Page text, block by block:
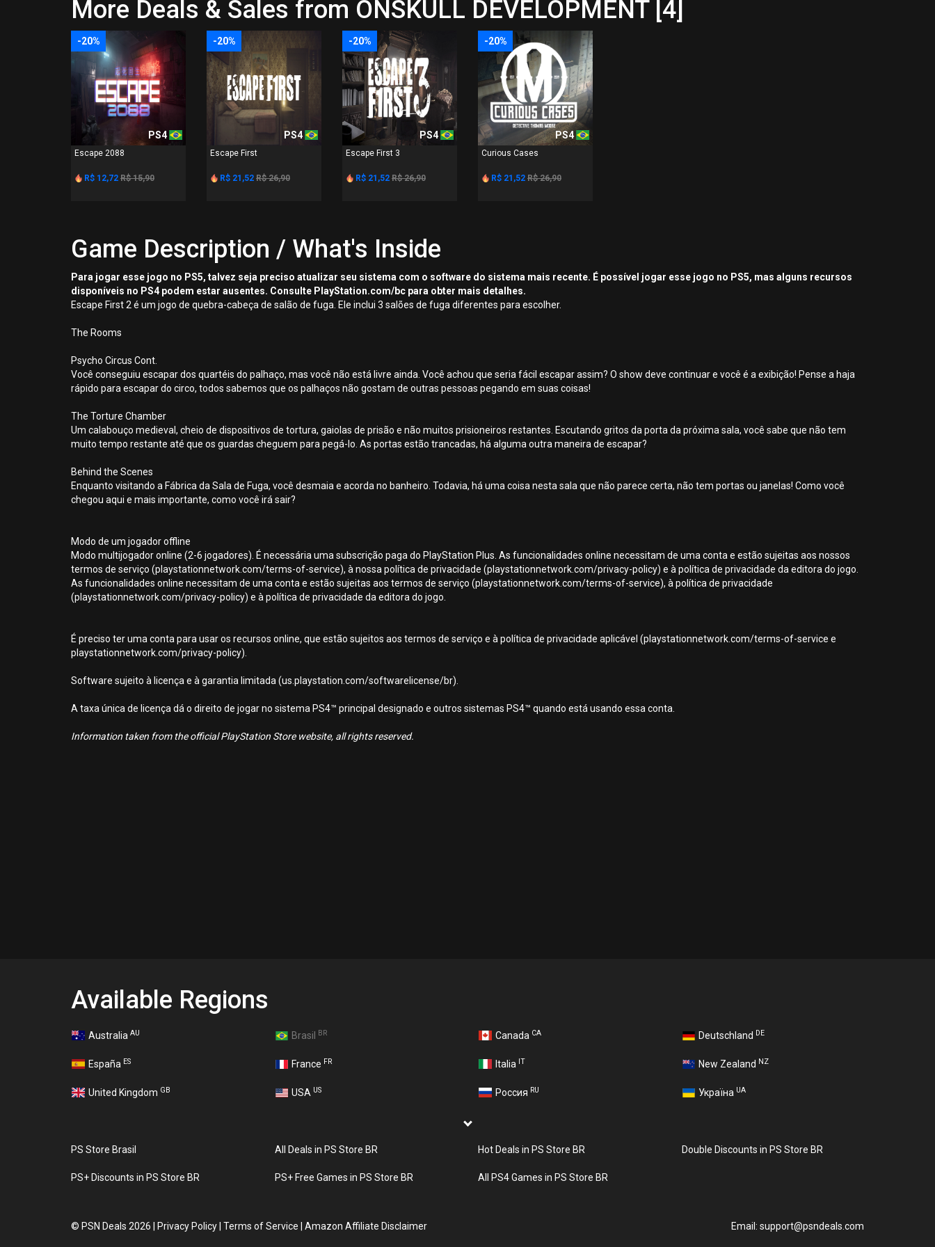
More Deals & Sales from ONSKULL DEVELOPMENT [4]
-20%
PS4
Escape 2088
R$ 12,72 R$ 15,90
-20%
PS4
Escape First
R$ 21,52 R$ 26,90
-20%
PS4
Escape First 3
R$ 21,52 R$ 26,90
-20%
PS4
Curious Cases
R$ 21,52 R$ 26,90
Game Description / What's Inside
Para jogar esse jogo no PS5, talvez seja preciso atualizar seu sistema com o software do sistema mais recente. É possível jogar esse jogo no PS5, mas alguns recursos
disponíveis no PS4 podem estar ausentes. Consulte PlayStation.com/bc para obter mais detalhes.
Escape First 2 é um jogo de quebra-cabeça de salão de fuga. Ele inclui 3 salões de fuga diferentes para escolher.
The Rooms
Psycho Circus Cont.
Você conseguiu escapar dos quartéis do palhaço, mas você não está livre ainda. Você achou que seria fácil escapar assim? O show deve continuar e você é a exibição! Pense a haja
rápido para escapar do circo, todos sabemos que os palhaços não gostam de outras pessoas pegando em suas coisas!
The Torture Chamber
Um calabouço medieval, cheio de dispositivos de tortura, gaiolas de prisão e não muitos prisioneiros restantes. Escutando gritos da porta da próxima sala, você sabe que não tem
muito tempo restante até que os guardas cheguem para pegá-lo. As portas estão trancadas, há alguma outra maneira de escapar?
Behind the Scenes
Enquanto visitando a Fábrica da Sala de Fuga, você desmaia e acorda no banheiro. Todavia, há uma coisa nesta sala que não parece certa, não tem portas ou janelas! Como você
chegou aqui e mais importante, como você irá sair?
Modo de um jogador offline
Modo multijogador online (2-6 jogadores). É necessária uma subscrição paga do PlayStation Plus. As funcionalidades online necessitam de uma conta e estão sujeitas aos nossos
termos de serviço (playstationnetwork.com/terms-of-service), à nossa política de privacidade (playstationnetwork.com/privacy-policy) e à política de privacidade da editora do jogo.
As funcionalidades online necessitam de uma conta e estão sujeitas aos termos de serviço (playstationnetwork.com/terms-of-service), à política de privacidade
(playstationnetwork.com/privacy-policy) e à política de privacidade da editora do jogo.
É preciso ter uma conta para usar os recursos online, que estão sujeitos aos termos de serviço e à política de privacidade aplicável (playstationnetwork.com/terms-of-service e
playstationnetwork.com/privacy-policy).
Software sujeito à licença e à garantia limitada (us.playstation.com/softwarelicense/br).
A taxa única de licença dá o direito de jogar no sistema PS4™ principal designado e outros sistemas PS4™ quando está usando essa conta.
Information taken from the official PlayStation Store website, all rights reserved.
Available Regions
Australia AU Brasil BR Canada CA Deutschland DE
España ES France FR Italia IT New Zealand NZ
United Kingdom GB USA US Россия RU Україна UA
PS Store Brasil All Deals in PS Store BR Hot Deals in PS Store BR Double Discounts in PS Store BR
PS+ Discounts in PS Store BR PS+ Free Games in PS Store BR All PS4 Games in PS Store BR
© PSN Deals 2026 Privacy Policy Terms of Service Amazon Affiliate Disclaimer Email: support@psndeals.com